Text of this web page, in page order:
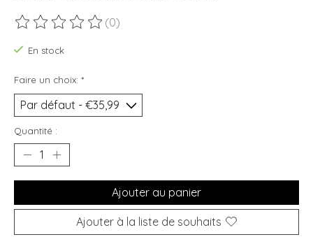
Ce produit est évalué à
(0)
En stock
Faire un choix: *
Quantité :
Ajouter au panier
Ajouter à la liste de souhaits